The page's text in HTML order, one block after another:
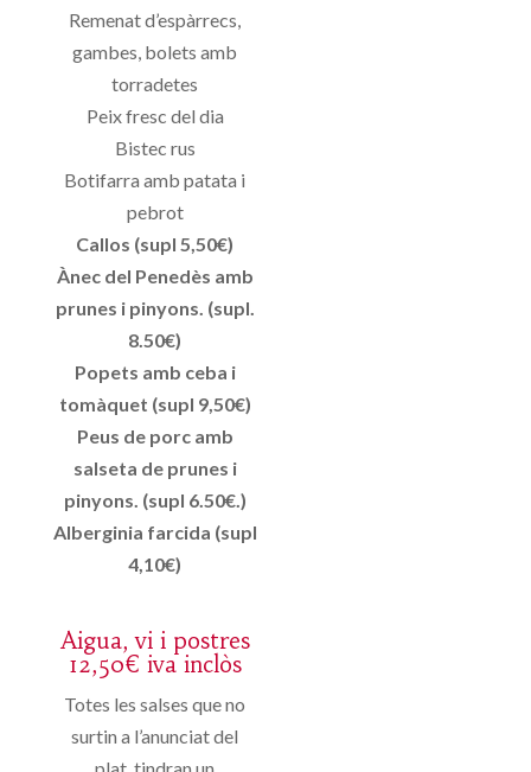
Remenat d’espàrrecs,
gambes, bolets amb
torradetes
Peix fresc del dia
Bistec rus
Botifarra amb patata i
pebrot
Callos (supl 5,50€)
Ànec del Penedès amb
prunes i pinyons. (supl.
8.50€)
Popets amb ceba i
tomàquet (supl 9,50€)
Peus de porc amb
salseta de prunes i
pinyons. (supl 6.50€.)
Alberginia farcida (supl
4,10€)
Aigua, vi i postres
12,50€ iva inclòs
Totes les salses que no
surtin a l’anunciat del